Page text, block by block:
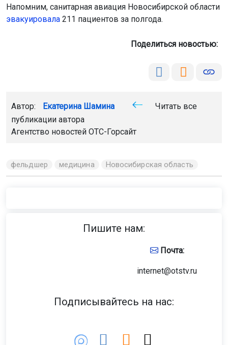
Напомним, санитарная авиация Новосибирской области
эвакуировала 211 пациентов за полгода.
Поделиться новостью:
Автор: Екатерина Шамина
Читать все
публикации автора
Агентство новостей ОТС-Горсайт
фельдшер медицина Новосибирская область
Пишите нам:
Почта:
internet@otstv.ru
Подписывайтесь на нас: